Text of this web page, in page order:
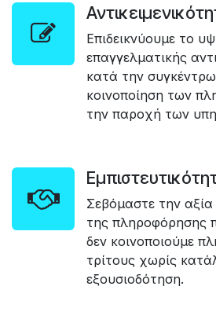
Επιδεικνύουμε το
επαγγελματικής
κατά την
κοινοποίηση των
την παροχή των
Σεβόμαστε την
της πληροφόρησης
δεν κοινοποιούμε
τρίτους χωρίς
εξουσιοδότηση.